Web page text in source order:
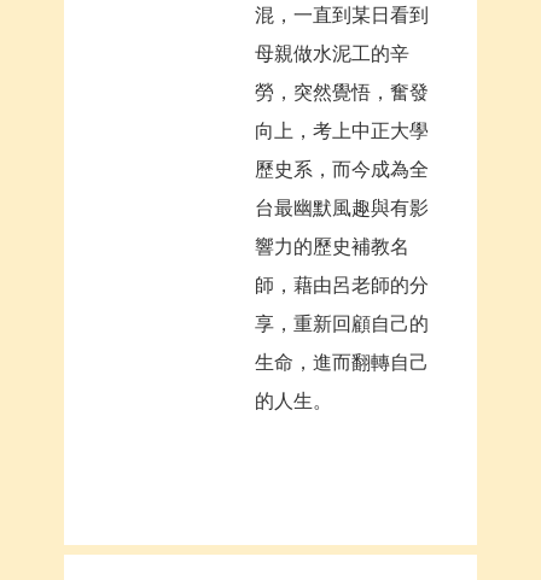
混，一直到某日看到
母親做水泥工的辛
勞，突然覺悟，奮發
向上，考上中正大學
歷史系，而今成為全
台最幽默風趣與有影
響力的歷史補教名
師，藉由呂老師的分
享，重新回顧自己的
生命，進而翻轉自己
的人生。